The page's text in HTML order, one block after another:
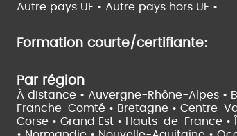
Autre pays UE • Autre pays hors UE •
Formation courte/certifiante:
Par région
À distance • Auvergne-Rhône-Alpes •
Franche-Comté • Bretagne • Centre-
Corse • Grand Est • Hauts-de-France •